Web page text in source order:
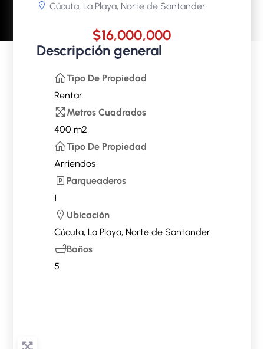
Cúcuta, La Playa, Norte de Santander
$16,000,000
Descripción general
Tipo De Propiedad
Rentar
Metros Cuadrados
400 m2
Tipo De Propiedad
Arriendos
Parqueaderos
1
Ubicación
Cúcuta, La Playa, Norte de Santander
Baños
5